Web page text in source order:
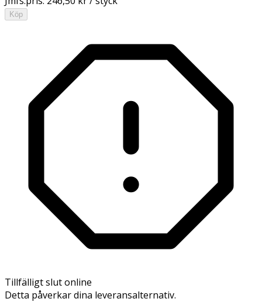
Köp
Tillfälligt slut online
Detta påverkar dina leveransalternativ.